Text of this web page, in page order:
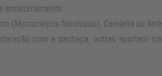
armazenamento.
frondosus), Cerejeira ou
com a cachaça, outras aportam